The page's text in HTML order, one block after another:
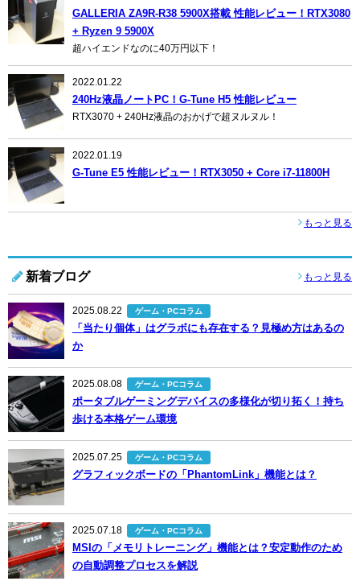
GALLERIA ZA9R-R38 5900X搭載 性能レビュー！RTX3080
+ Ryzen 9 5900X
超ハイエンドなのに40万円以下！
2022.01.22
240Hz液晶ノートPC！G-Tune H5 性能レビュー
RTX3070 + 240Hz液晶のおかげで超ヌルヌル！
2022.01.19
G-Tune E5 性能レビュー！RTX3050 + Core i7-11800H
もっと見る
新着ブログ もっと見る
2025.08.22 ゲーム・PCコラム
「当たり個体」はグラボにも存在する？見極め方はあるの
か
2025.08.08 ゲーム・PCコラム
ポータブルゲーミングデバイスの多様化が切り拓く！持ち
歩ける本格ゲーム環境
2025.07.25 ゲーム・PCコラム
グラフィックボードの「PhantomLink」機能とは？
2025.07.18 ゲーム・PCコラム
MSIの「メモリトレーニング」機能とは？安定動作のため
の自動調整プロセスを解説